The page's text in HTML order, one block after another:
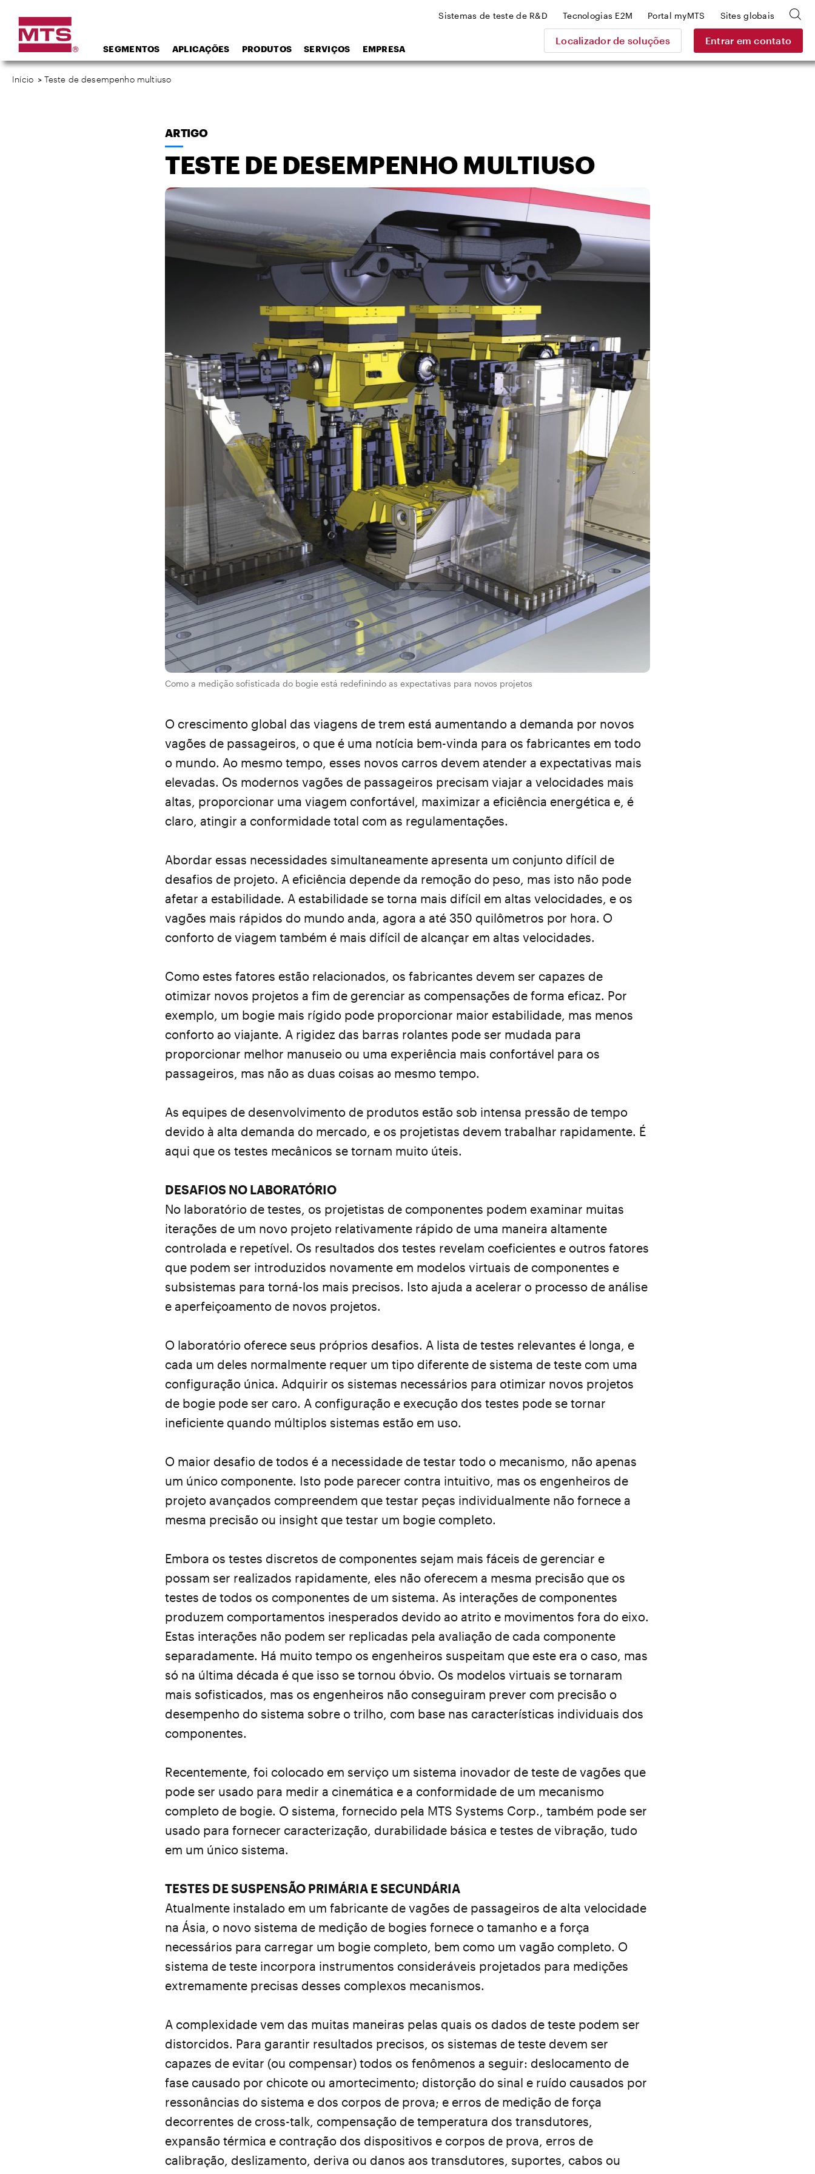
SEGMENTOS APLICAÇÕES PRODUTOS SERVIÇOS EMPRESA
Localizador de soluções Entrar em contato
Sistemas de teste de R&D Tecnologias E2M Portal myMTS Sites globais
Início > Teste de desempenho multiuso
ARTIGO
TESTE DE DESEMPENHO MULTIUSO
Como a medição sofisticada do bogie está redefinindo as expectativas para novos projetos
O crescimento global das viagens de trem está aumentando a demanda por novos
vagões de passageiros, o que é uma notícia bem-vinda para os fabricantes em todo
o mundo. Ao mesmo tempo, esses novos carros devem atender a expectativas mais
elevadas. Os modernos vagões de passageiros precisam viajar a velocidades mais
altas, proporcionar uma viagem confortável, maximizar a eficiência energética e, é
claro, atingir a conformidade total com as regulamentações.
Abordar essas necessidades simultaneamente apresenta um conjunto difícil de
desafios de projeto. A eficiência depende da remoção do peso, mas isto não pode
afetar a estabilidade. A estabilidade se torna mais difícil em altas velocidades, e os
vagões mais rápidos do mundo anda, agora a até 350 quilômetros por hora. O
conforto de viagem também é mais difícil de alcançar em altas velocidades.
Como estes fatores estão relacionados, os fabricantes devem ser capazes de
otimizar novos projetos a fim de gerenciar as compensações de forma eficaz. Por
exemplo, um bogie mais rígido pode proporcionar maior estabilidade, mas menos
conforto ao viajante. A rigidez das barras rolantes pode ser mudada para
proporcionar melhor manuseio ou uma experiência mais confortável para os
passageiros, mas não as duas coisas ao mesmo tempo.
As equipes de desenvolvimento de produtos estão sob intensa pressão de tempo
devido à alta demanda do mercado, e os projetistas devem trabalhar rapidamente. É
aqui que os testes mecânicos se tornam muito úteis.
DESAFIOS NO LABORATÓRIO
No laboratório de testes, os projetistas de componentes podem examinar muitas
iterações de um novo projeto relativamente rápido de uma maneira altamente
controlada e repetível. Os resultados dos testes revelam coeficientes e outros fatores
que podem ser introduzidos novamente em modelos virtuais de componentes e
subsistemas para torná-los mais precisos. Isto ajuda a acelerar o processo de análise
e aperfeiçoamento de novos projetos.
O laboratório oferece seus próprios desafios. A lista de testes relevantes é longa, e
cada um deles normalmente requer um tipo diferente de sistema de teste com uma
configuração única. Adquirir os sistemas necessários para otimizar novos projetos
de bogie pode ser caro. A configuração e execução dos testes pode se tornar
ineficiente quando múltiplos sistemas estão em uso.
O maior desafio de todos é a necessidade de testar todo o mecanismo, não apenas
um único componente. Isto pode parecer contra intuitivo, mas os engenheiros de
projeto avançados compreendem que testar peças individualmente não fornece a
mesma precisão ou insight que testar um bogie completo.
Embora os testes discretos de componentes sejam mais fáceis de gerenciar e
possam ser realizados rapidamente, eles não oferecem a mesma precisão que os
testes de todos os componentes de um sistema. As interações de componentes
produzem comportamentos inesperados devido ao atrito e movimentos fora do eixo.
Estas interações não podem ser replicadas pela avaliação de cada componente
separadamente. Há muito tempo os engenheiros suspeitam que este era o caso, mas
só na última década é que isso se tornou óbvio. Os modelos virtuais se tornaram
mais sofisticados, mas os engenheiros não conseguiram prever com precisão o
desempenho do sistema sobre o trilho, com base nas características individuais dos
componentes.
Recentemente, foi colocado em serviço um sistema inovador de teste de vagões que
pode ser usado para medir a cinemática e a conformidade de um mecanismo
completo de bogie. O sistema, fornecido pela MTS Systems Corp., também pode ser
usado para fornecer caracterização, durabilidade básica e testes de vibração, tudo
em um único sistema.
TESTES DE SUSPENSÃO PRIMÁRIA E SECUNDÁRIA
Atualmente instalado em um fabricante de vagões de passageiros de alta velocidade
na Ásia, o novo sistema de medição de bogies fornece o tamanho e a força
necessários para carregar um bogie completo, bem como um vagão completo. O
sistema de teste incorpora instrumentos consideráveis projetados para medições
extremamente precisas desses complexos mecanismos.
A complexidade vem das muitas maneiras pelas quais os dados de teste podem ser
distorcidos. Para garantir resultados precisos, os sistemas de teste devem ser
capazes de evitar (ou compensar) todos os fenômenos a seguir: deslocamento de
fase causado por chicote ou amortecimento; distorção do sinal e ruído causados por
ressonâncias do sistema e dos corpos de prova; e erros de medição de força
decorrentes de cross-talk, compensação de temperatura dos transdutores,
expansão térmica e contração dos dispositivos e corpos de prova, erros de
calibração, deslizamento, deriva ou danos aos transdutores, suportes, cabos ou